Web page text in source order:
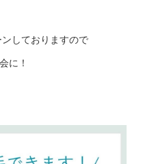
しておりますので
に！